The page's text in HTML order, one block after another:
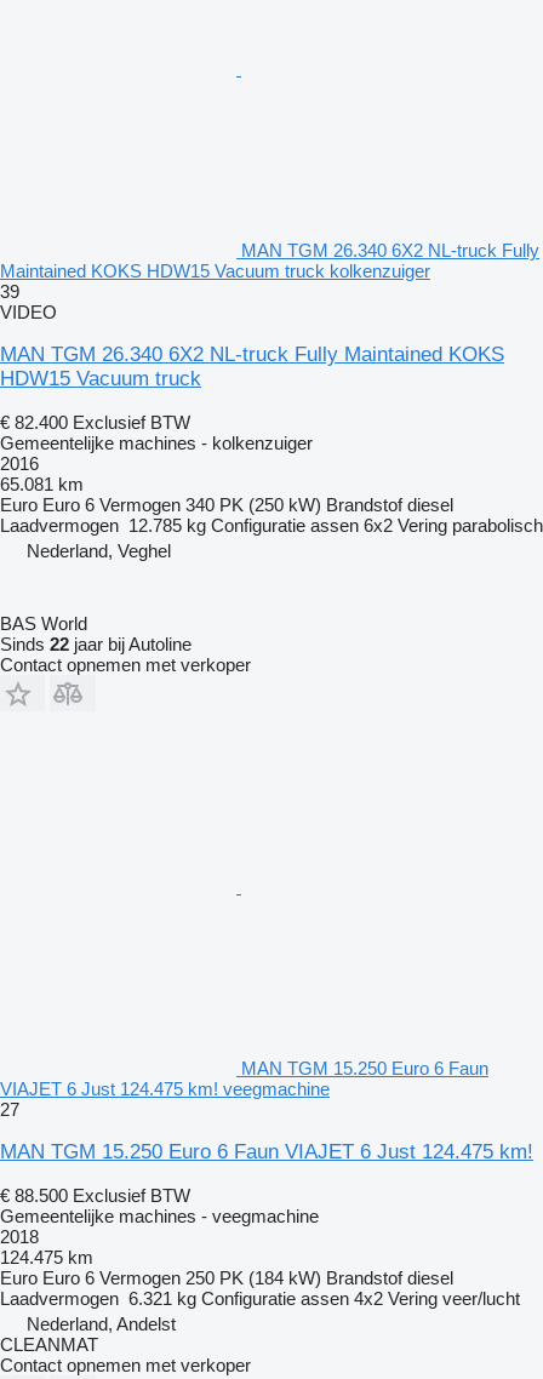
MAN TGM 26.340 6X2 NL-truck Fully
Maintained KOKS HDW15 Vacuum truck kolkenzuiger
39
VIDEO
MAN TGM 26.340 6X2 NL-truck Fully Maintained KOKS
HDW15 Vacuum truck
€ 82.400 Exclusief BTW
Gemeentelijke machines - kolkenzuiger
2016
65.081 km
Euro Euro 6 Vermogen 340 PK (250 kW) Brandstof diesel
Laadvermogen 12.785 kg Configuratie assen 6x2 Vering parabolisch
Nederland, Veghel
BAS World
Sinds 22 jaar bij Autoline
Contact opnemen met verkoper
MAN TGM 15.250 Euro 6 Faun
VIAJET 6 Just 124.475 km! veegmachine
27
MAN TGM 15.250 Euro 6 Faun VIAJET 6 Just 124.475 km!
€ 88.500 Exclusief BTW
Gemeentelijke machines - veegmachine
2018
124.475 km
Euro Euro 6 Vermogen 250 PK (184 kW) Brandstof diesel
Laadvermogen 6.321 kg Configuratie assen 4x2 Vering veer/lucht
Nederland, Andelst
CLEANMAT
Contact opnemen met verkoper